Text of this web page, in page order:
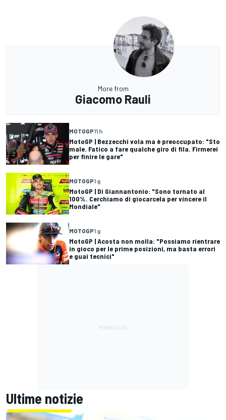
More from
Giacomo Rauli
MOTOGP11 h
MotoGP | Bezzecchi vola ma è preoccupato: "Sto
male. Fatico a fare qualche giro di fila. Firmerei
per finire le gare"
MOTOGP1 g
MotoGP | Di Giannantonio: "Sono tornato al
100%. Cerchiamo di giocarcela per vincere il
Mondiale"
MOTOGP1 g
MotoGP | Acosta non molla: "Possiamo rientrare
in gioco per le prime posizioni, ma basta errori
e guai tecnici"
Ultime notizie